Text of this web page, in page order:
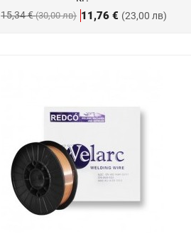
11,76 € (23,00 лв)
15,34 €(30,00 лв)